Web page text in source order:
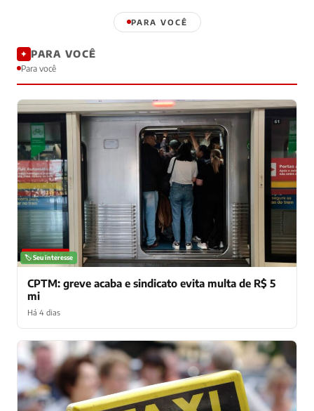
PARA VOCÊ
✦ PARA VOCÊ
Para você
NOTÍCIAS
🏷️ Seu interesse
CPTM: greve acaba e sindicato evita multa de R$ 5
mi
Há 4 dias